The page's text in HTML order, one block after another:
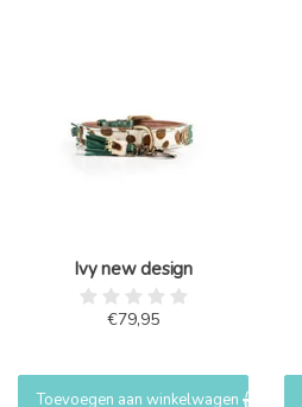
Ivy new design
€79,95
Toevoegen aan winkelwagen